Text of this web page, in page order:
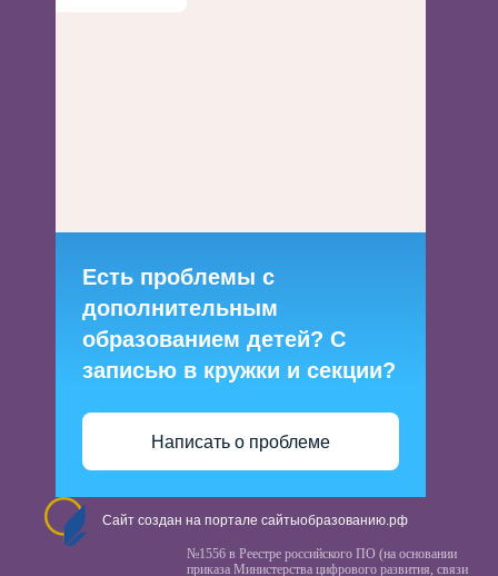
Есть проблемы с
дополнительным
образованием детей? С
записью в кружки и секции?
Написать о проблеме
Сайт создан на портале сайтыобразованию.рф
№1556 в Реестре российского ПО (на основании
приказа Министерства цифрового развития, связи